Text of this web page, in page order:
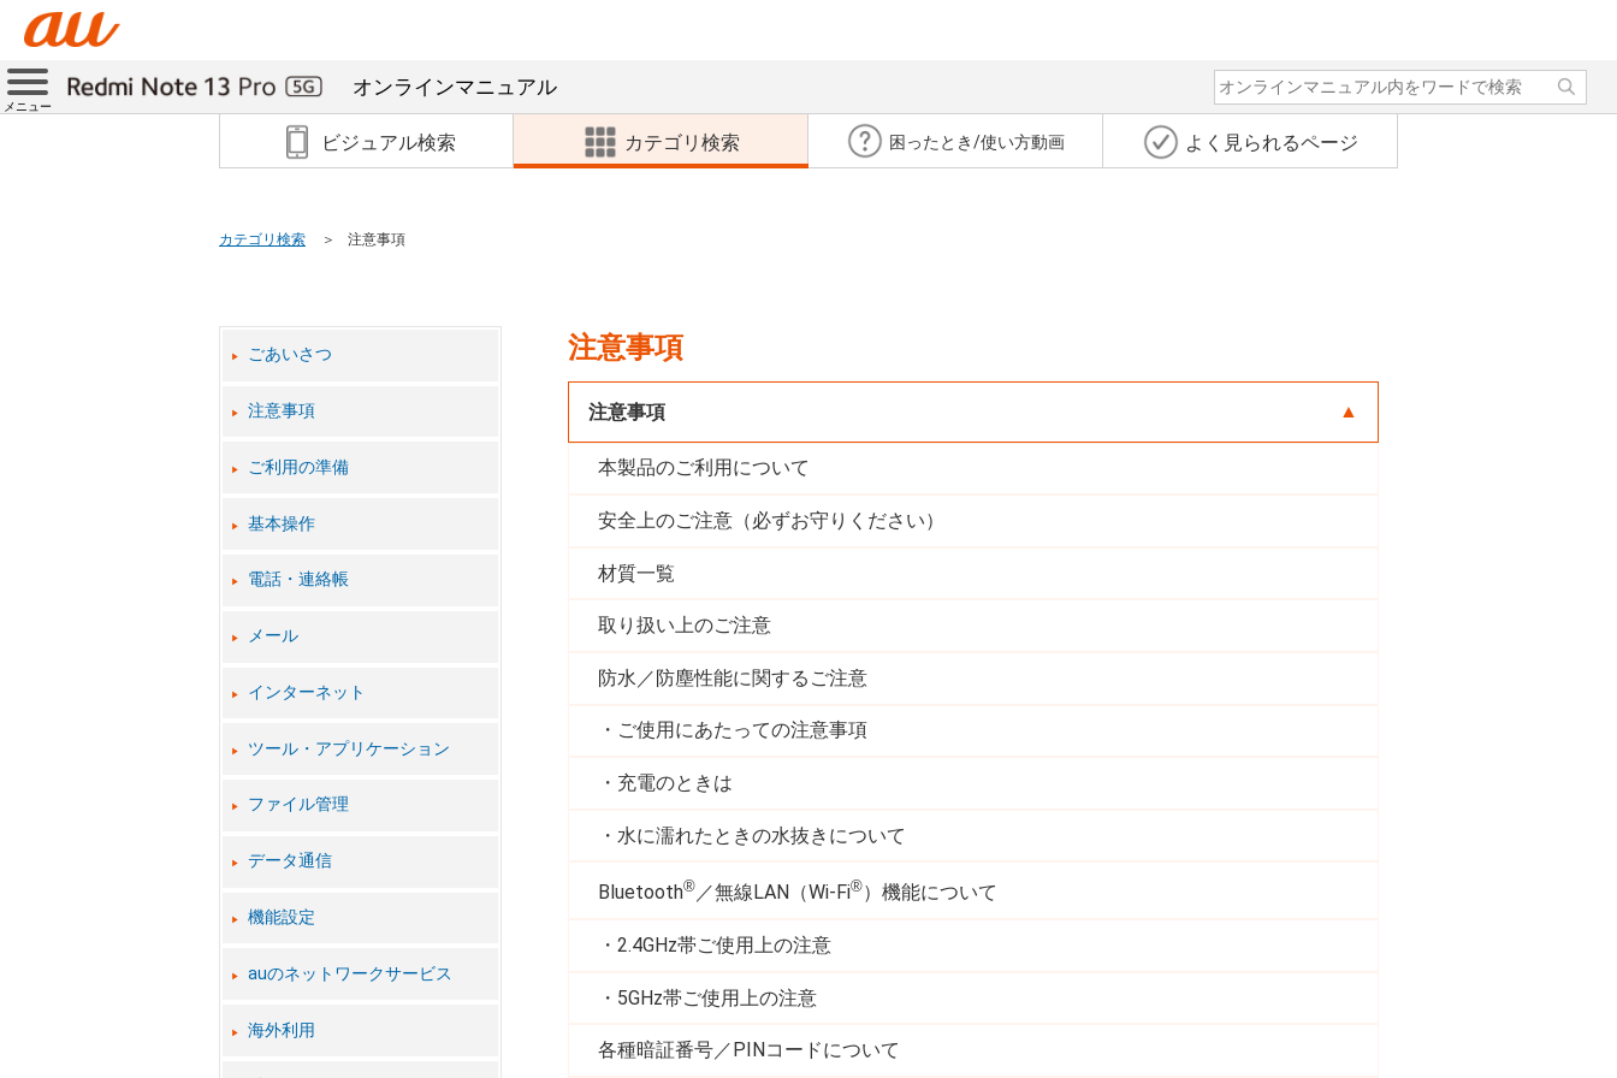
メニュー
オンラインマニュアル
ビジュアル検索 カテゴリ検索 困ったとき/使い方動画 よく見られるページ
カテゴリ検索 注意事項
ごあいさつ
注意事項
ご利用の準備
基本操作
電話・連絡帳
メール
インターネット
ツール・アプリケーション
ファイル管理
データ通信
機能設定
auのネットワークサービス
海外利用
注意事項
注意事項
本製品のご利用について
安全上のご注意（必ずお守りください）
材質一覧
取り扱い上のご注意
防水／防塵性能に関するご注意
ご使用にあたっての注意事項
充電のときは
水に濡れたときの水抜きについて
Bluetooth® ／無線LAN（Wi-Fi®）機能について
2.4GHz帯ご使用上の注意
5GHz帯ご使用上の注意
各種暗証番号／PINコードについて